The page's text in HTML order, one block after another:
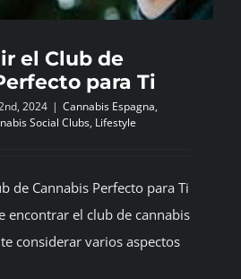
el Club de
para Ti
2024 | Cannabis Espagna,
Social Clubs, Lifestyle
de Cannabis Perfecto para Ti
encontrar el club de cannabis
considerar varios aspectos